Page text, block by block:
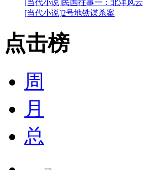
[当代小说]民国往事一：北洋风云
[当代小说]2号地铁谋杀案
点击榜
周
月
总